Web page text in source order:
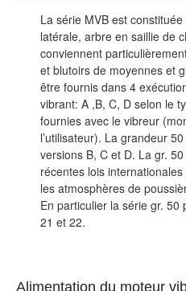
La série MVB est constituée
latérale, arbre en saillie de
conviennent
et blutoirs de moyennes et
être fournis dans 4
vibrant: A ,B, C, D selon le
fournies avec le vibreur
l’utilisateur). La grandeur
versions B, C et D. La gr.
récentes lois
les atmosphères de
En particulier la série gr. 50
21 et 22.
Alimentation du moteur